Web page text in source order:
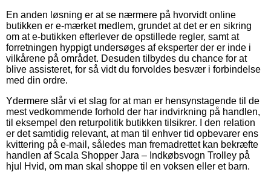
En anden løsning er at se nærmere på hvorvidt online
butikken er e-mærket medlem, grundet at det er en sikring
om at e-butikken efterlever de opstillede regler, samt at
forretningen hyppigt undersøges af eksperter der er inde i
vilkårene på området. Desuden tilbydes du chance for at
blive assisteret, for så vidt du forvoldes besvær i forbindelse
med din ordre.
Ydermere slår vi et slag for at man er hensynstagende til de
mest vedkommende forhold der har indvirkning på handlen,
til eksempel den returpolitik butikken tilsikrer. I den relation
er det samtidig relevant, at man til enhver tid opbevarer ens
kvittering på e-mail, således man fremadrettet kan bekræfte
handlen af Scala Shopper Jara – Indkøbsvogn Trolley på
hjul Hvid, om man skal shoppe til en voksen eller et barn.